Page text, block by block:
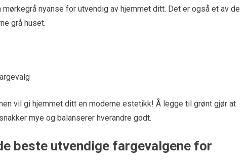
nyanse for utvendig av hjemmet ditt. Det er også et av de
grå huset.
vil gi hjemmet ditt en moderne estetikk! Å legge til grønt gjør at
mye og balanserer hverandre godt.
beste utvendige fargevalgene for